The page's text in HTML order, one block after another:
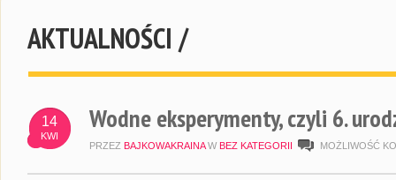
AKTUALNOŚCI /
14
KWI
Wodne eksperymenty, czyli 6.
PRZEZ BAJKOWAKRAINA W BEZ KATEGORII MOŻLIWOŚĆ